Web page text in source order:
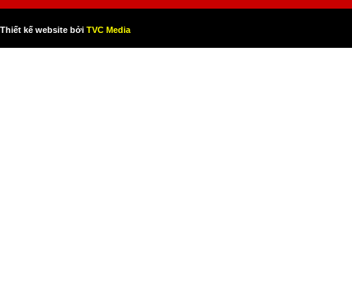
Thiết kế website bởi TVC Media